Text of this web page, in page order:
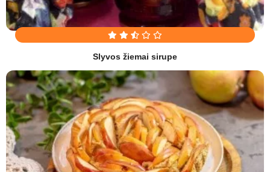
Slyvos žiemai sirupe